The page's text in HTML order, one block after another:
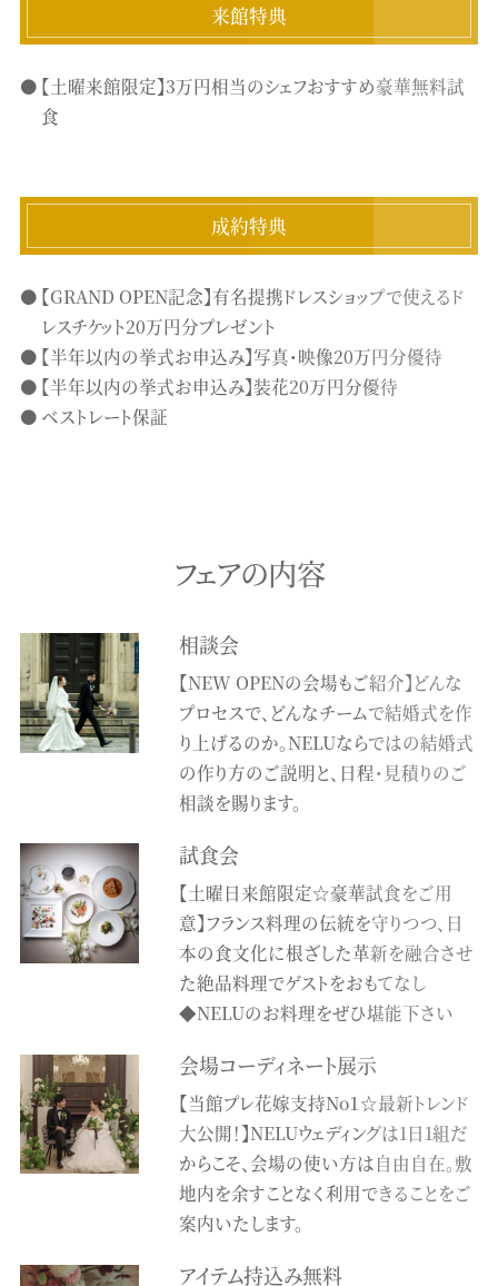
来館特典
【土曜来館限定】3万円相当のシェフおすすめ豪華無料試
食
成約特典
【GRAND OPEN記念】有名提携ドレスショップで使えるド
レスチケット20万円分プレゼント
【半年以内の挙式お申込み】写真・映像20万円分優待
【半年以内の挙式お申込み】装花20万円分優待
ベストレート保証
フェアの内容
相談会
【NEW OPENの会場もご紹介】どんな
プロセスで、どんなチームで結婚式を作
り上げるのか。NELUならではの結婚式
の作り方のご説明と、日程・見積りのご
相談を賜ります。
試食会
【土曜日来館限定☆豪華試食をご用
意】フランス料理の伝統を守りつつ、日
本の食文化に根ざした革新を融合させ
た絶品料理でゲストをおもてなし
◆NELUのお料理をぜひ堪能下さい
会場コーディネート展示
【当館プレ花嫁支持No１☆最新トレンド
大公開！】NELUウェディングは1日1組だ
からこそ、会場の使い方は自由自在。敷
地内を余すことなく利用できることをご
案内いたします。
アイテム持込み無料